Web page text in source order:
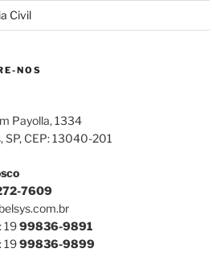
Civil
NOS
Payolla, 1334
SP, CEP: 13040-201
7609
1999836-9891
1999836-9899